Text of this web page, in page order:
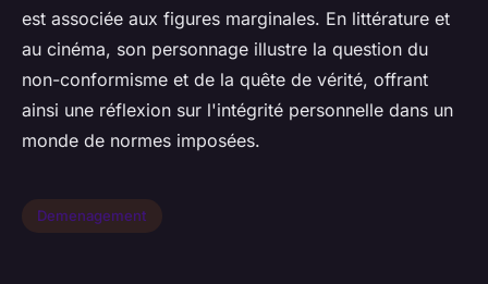
est associée aux figures marginales. En littérature et
au cinéma, son personnage illustre la question du
non-conformisme et de la quête de vérité, offrant
ainsi une réflexion sur l'intégrité personnelle dans un
monde de normes imposées.
Demenagement